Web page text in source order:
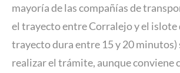
mayoría de las compañías de
el trayecto entre Corralejo y el islote
trayecto dura entre 15 y 20 minutos)
realizar el trámite, aunque conviene